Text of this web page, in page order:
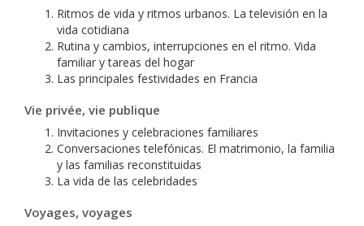
Ritmos de vida y ritmos urbanos. La televisión en la
vida cotidiana
Rutina y cambios, interrupciones en el ritmo. Vida
familiar y tareas del hogar
Las principales festividades en Francia
Vie privée, vie publique
Invitaciones y celebraciones familiares
Conversaciones telefónicas. El matrimonio, la familia
y las familias reconstituidas
La vida de las celebridades
Voyages, voyages